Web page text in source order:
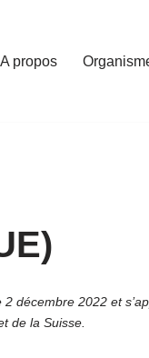
A propos
décembre 2022 et
de la Suisse.